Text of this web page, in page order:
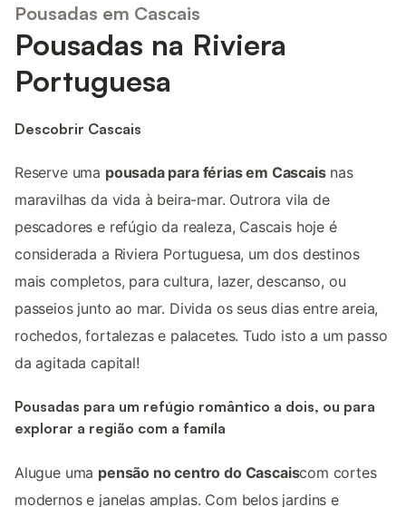
Pousadas em Cascais
Pousadas na Riviera
Portuguesa
Descobrir Cascais
Reserve uma pousada para férias em Cascaisnas
maravilhas da vida à beira-mar. Outrora vila de
pescadores e refúgio da realeza, Cascais hoje é
considerada a Riviera Portuguesa, um dos destinos
mais completos, para cultura, lazer, descanso, ou
passeios junto ao mar. Divida os seus dias entre areia,
rochedos, fortalezas e palacetes. Tudo isto a um passo
da agitada capital!
Pousadas para um refúgio romântico a dois, ou para
explorar a região com a famíla
Alugue uma pensão no centro do Cascaiscom cortes
modernos e janelas amplas. Com belos jardins e